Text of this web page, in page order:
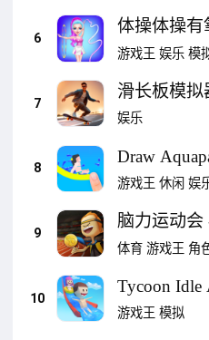
6
体操体操有
游戏大全
游戏王 娱乐 模
7
滑长板模
真实滑板运
娱乐
8
Draw
游戏王 休闲 娱
9
脑力运动会
体育竞技游
体育 游戏王 角
10
Tycoon Idle
游戏王 模拟